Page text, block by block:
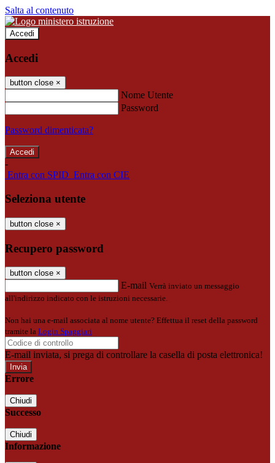
Salta al contenuto
Accedi
Accedi
button close ×
Nome Utente
Password
Password dimenticata?
-
Entra con SPID Entra con CIE
Seleziona utente
button close ×
Recupero password
button close ×
E-mail Verrà inviato un messaggio
all'indirizzo indicato con le istruzioni necessarie.
Non hai una e-mail associata al nome utente? Effettua il reset della password
tramite la Login Spaggiari
E-mail inviata, si prega di controllare la casella di posta elettronica!
Errore
Chiudi
Successo
Chiudi
Informazione